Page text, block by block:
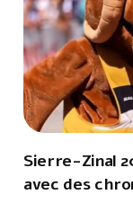
Sierre-Zinal
avec des